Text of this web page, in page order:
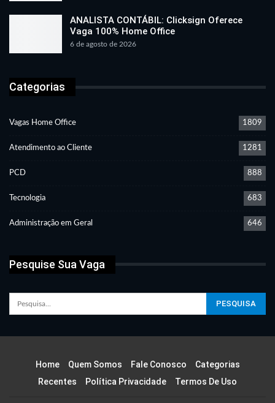
ANALISTA CONTÁBIL: Clicksign Oferece
Vaga 100% Home Office
6 de agosto de 2026
Categorias
Vagas Home Office 1809
Atendimento ao Cliente 1281
PCD 888
Tecnologia 683
Administração em Geral 646
Pesquise Sua Vaga
Home Quem Somos Fale Conosco
Categorias
Recentes
Política Privacidade Termos De Uso